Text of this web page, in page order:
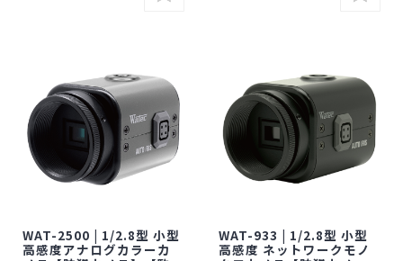
WAT-2500 | 1/2.8型 小型
高感度アナログカラーカ
WAT-933 | 1/2.8型 小型
高感度 ネットワークモノ